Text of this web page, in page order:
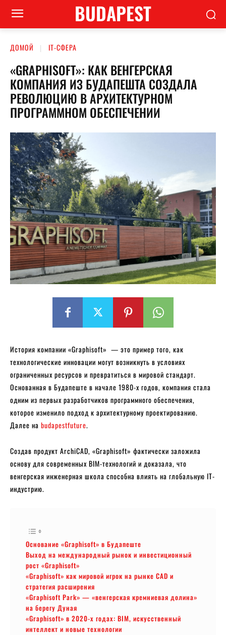
BUDAPEST
ДОМОЙ ІТ-СФЕРА
«GRAPHISOFT»: КАК ВЕНГЕРСКАЯ
КОМПАНИЯ ИЗ БУДАПЕШТА СОЗДАЛА
РЕВОЛЮЦИЮ В АРХИТЕКТУРНОМ
ПРОГРАММНОМ ОБЕСПЕЧЕНИИ
История компании «Graphisoft» — это пример того, как
технологические инновации могут возникнуть в условиях
ограниченных ресурсов и превратиться в мировой стандарт.
Основанная в Будапеште в начале 1980-х годов, компания стала
одним из первых разработчиков программного обеспечения,
которое изменило подход к архитектурному проектированию.
Далее на budapestfuture.
Создав продукт ArchiCAD, «Graphisoft» фактически заложила
основу для современных BIM-технологий и доказала, что
венгерская инженерная школа способна влиять на глобальную IT-
индустрию.
Основание «Graphisoft» в Будапеште
Выход на международный рынок и инвестиционный
рост «Graphisoft»
«Graphisoft» как мировой игрок на рынке CAD и
стратегия расширения
«Graphisoft Park» — «венгерская кремниевая долина»
на берегу Дуная
«Graphisoft» в 2020-х годах: BIM, искусственный
интеллект и новые технологии